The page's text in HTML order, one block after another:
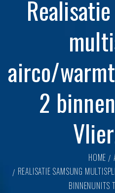
airco/
2
HOME
REALISATIE SAMSUNG
BINNENUNITS